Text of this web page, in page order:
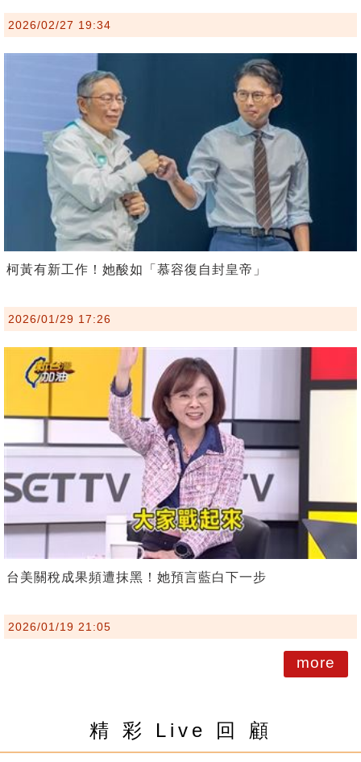
2026/02/27 19:34
柯黃有新工作！她酸如「慕容復自封皇帝」
2026/01/29 17:26
台美關稅成果頻遭抹黑！她預言藍白下一步
2026/01/19 21:05
more
精 彩 Live 回 顧